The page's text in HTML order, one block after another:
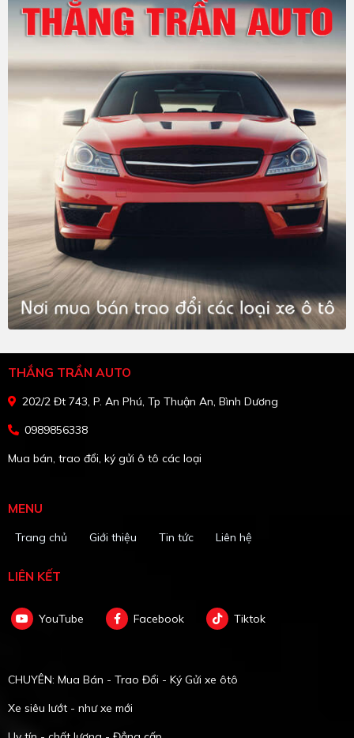
THẮNG TRẦN AUTO
202/2 Đt 743, P. An Phú, Tp Thuận An, Bình Dương
0989856338
Mua bán, trao đổi, ký gửi ô tô các loại
MENU
Trang chủ Giới thiệu Tin tức Liên hệ
LIÊN KẾT
YouTube Facebook Tiktok
CHUYÊN: Mua Bán - Trao Đổi - Ký Gửi xe ôtô
Xe siêu lướt - như xe mới